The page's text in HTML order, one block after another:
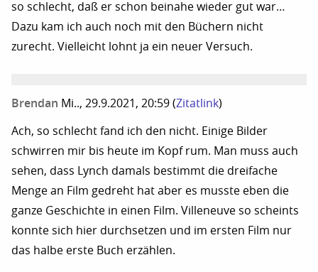
so schlecht, daß er schon beinahe wieder gut war…
Dazu kam ich auch noch mit den Büchern nicht
zurecht. Vielleicht lohnt ja ein neuer Versuch.
Brendan Mi.., 29.9.2021, 20:59 (Zitatlink)
Ach, so schlecht fand ich den nicht. Einige Bilder
schwirren mir bis heute im Kopf rum. Man muss auch
sehen, dass Lynch damals bestimmt die dreifache
Menge an Film gedreht hat aber es musste eben die
ganze Geschichte in einen Film. Villeneuve so scheints
konnte sich hier durchsetzen und im ersten Film nur
das halbe erste Buch erzählen.